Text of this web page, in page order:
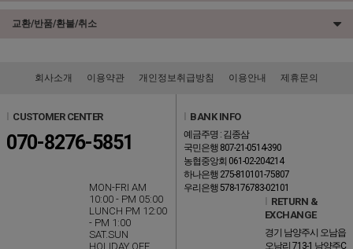
교환/반품/환불/취소
회사소개 이용약관 개인정보취급방침 이용안내 제휴문의
CUSTOMER CENTER
070-8276-5851
MON-FRI AM
10:00 - PM 05:00
LUNCH PM 12:00
- PM 1:00
SAT.SUN
HOLIDAY OFF
BANK INFO
예금주명 : 김종삼
국민은행 807-21-0514-390
농협중앙회 061-02-204214
하나은행 275-810101-75807
우리은행 578-176783-02101
RETURN &
EXCHANGE
경기 남양주시 오남읍
오남리 713-1 남양주C